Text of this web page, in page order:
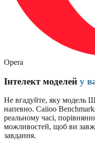
Opera
Інтелект моделей у
Не вгадуйте, яку модель
напевно. Caiioo
реальному часі,
можливостей, щоб ви
завдання.